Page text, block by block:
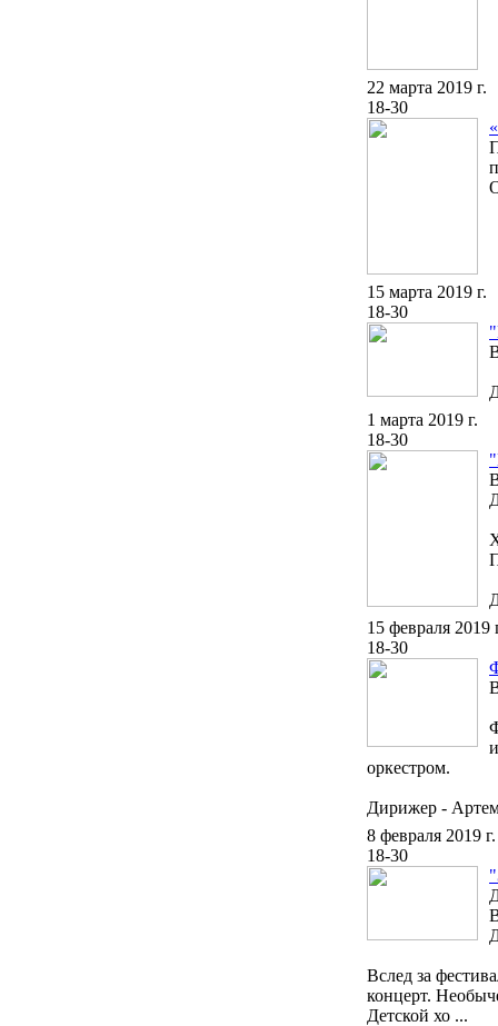
22 марта 2019 г.
18-30
15 марта 2019 г.
18-30
1 марта 2019 г.
18-30
15 февраля 2019
18-30
оркестром.
Дирижер -
8 февраля 2019 г.
18-30
Вслед за
концерт.
Детской хо ...